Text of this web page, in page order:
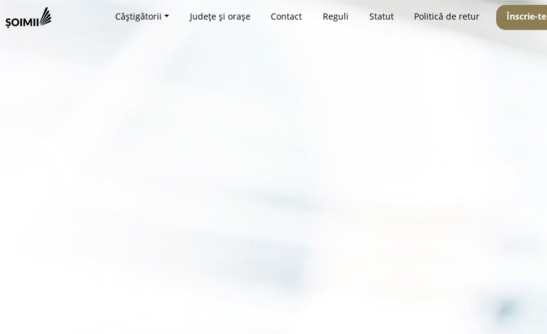
Câștigătorii Județe și orașe Contact Reguli Statut Politică de retur Înscrie-te